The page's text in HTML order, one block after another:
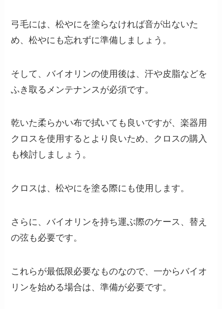
弓毛には、松やにを塗らなければ音が出ないた
め、松やにも忘れずに準備しましょう。
そして、バイオリンの使用後は、汗や皮脂などを
ふき取るメンテナンスが必須です。
乾いた柔らかい布で拭いても良いですが、楽器用
クロスを使用するとより良いため、クロスの購入
も検討しましょう。
クロスは、松やにを塗る際にも使用します。
さらに、バイオリンを持ち運ぶ際のケース、替え
の弦も必要です。
これらが最低限必要なものなので、一からバイオ
リンを始める場合は、準備が必要です。